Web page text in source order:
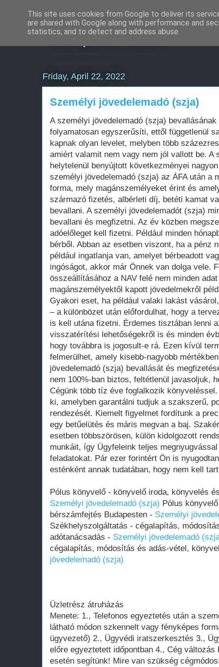
Komplex Web+
Friday, April 22, 2022
Személyi jövedelemadó (szja)
A személyi jövedelemadó (szja)
folyamatosan egyszerűsíti, ettől függetlenül
kapnak olyan levelet, melyben több
amiért valamit nem vagy nem jól vallott be. A
helytelenül benyújtott következményei
személyi jövedelemadó (szja) az ÁFA után a
forma, mely magánszemélyeket érint és
származó fizetés, albérleti díj, betéti kamat
bevallani. A személyi jövedelemadót (szja)
bevallani és megfizetni. Az év közben
adóelőleget kell fizetni. Például minden
bérből. Abban az esetben viszont, ha a pénz
például ingatlanja van, amelyet bérbeadott
ingóságot, akkor már Önnek van dolga vele.
összeállításához a NAV felé nem minden
magánszemélyektől kapott jövedelmekről
Gyakori eset, ha például valaki lakást
– a különbözet után előfordulhat, hogy a
is kell utána fizetni. Érdemes tisztában lenni
visszatérítési lehetőségekről is és minden
hogy továbbra is jogosult-e rá. Ezen kívül
felmerülhet, amely kisebb-nagyobb
jövedelemadó (szja) bevallását és
nem 100%-ban biztos, feltétlenül javasoljuk,
Cégünk több tíz éve foglalkozik
ki, amelyben garantálni tudjuk a szakszerű,
rendezését. Kiemelt figyelmet fordítunk a
egy betűelütés és máris megvan a baj.
esetben többszörösen, külön kidolgozott
munkáit, így Ügyfeleink teljes
feladatokat. Pár ezer forintért Ön is
esténként annak tudatában, hogy nem kell
Pólus könyvelő - könyvelő iroda, könyvelés
Személyi jövedelemadó (szja) Pólus
bérszámfejtés Budapesten - Személyi
Székhelyszolgáltatás - cégalapítás,
adótanácsadás - Személyi jövedelemadó
cégalapítás, módosítás és adás-vétel,
jövedelemadó (szja)
Üzletrész átruházás
Menete: 1., Telefonos egyeztetés után a
látható módon szkennelt vagy fényképes
ügyvezető) 2., Ügyvédi iratszerkesztés 3.,
előre egyeztetett időpontban 4., Cég
esetén segítünk! Mire van szükség
This site uses cookies from Google to deliver its
are shared with Google along with performance and
statistics, and to detect and address abuse.